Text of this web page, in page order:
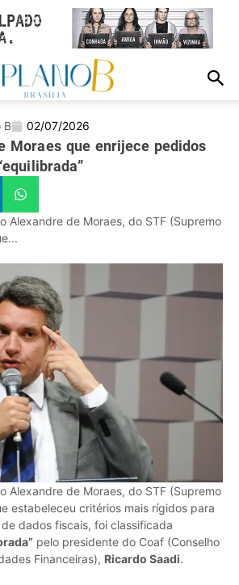
B 02/07/2026
Moraes que enrijece pedidos
Alexandre de Moraes, do STF (Supremo
Alexandre de Moraes, do STF (Supremo
estabeleceu critérios mais rígidos para
dados fiscais, foi classificada
pelo presidente do Coaf (Conselho
Financeiras), Ricardo Saadi.